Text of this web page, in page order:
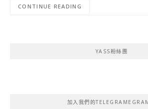
CONTINUE READING
YASS粉絲團
加入我們的